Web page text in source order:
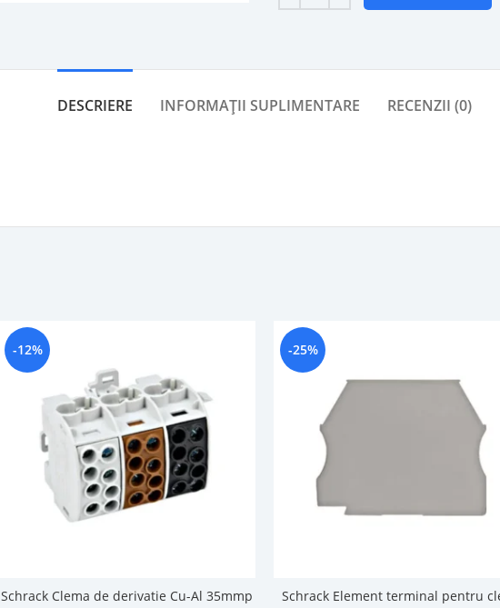
DESCRIERE INFORMAȚII SUPLIMENTARE RECENZII (0)
-12%
Schrack Clema de derivatie Cu-Al 35mmp
-25%
Schrack Element terminal pentru